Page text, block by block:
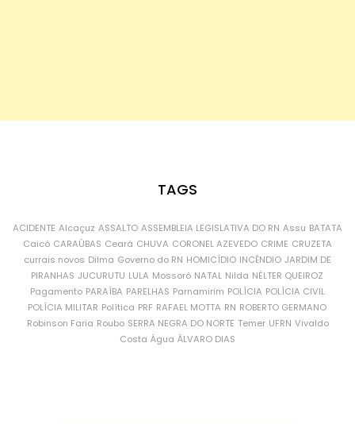
TAGS
ACIDENTE Alcaçuz ASSALTO ASSEMBLEIA LEGISLATIVA DO RN Assu BATATA
Caicó CARAÚBAS Ceará CHUVA CORONEL AZEVEDO CRIME CRUZETA
currais novos Dilma Governo do RN HOMICÍDIO INCÊNDIO JARDIM DE
PIRANHAS JUCURUTU LULA Mossoró NATAL Nilda NÉLTER QUEIROZ
Pagamento PARAÍBA PARELHAS Parnamirim POLÍCIA POLÍCIA CIVIL
POLÍCIA MILITAR Política PRF RAFAEL MOTTA RN ROBERTO GERMANO
Robinson Faria Roubo SERRA NEGRA DO NORTE Temer UFRN Vivaldo
Costa Água ÁLVARO DIAS